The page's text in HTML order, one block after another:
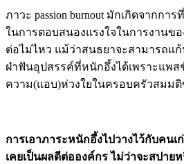
ภาวะ passion burnout มักเกิดจากกา
ในการตอบสนองแรงใจในการงานข
ต่อไม่ไหว แม้ว่าสนธยาจะสามารถแ
ฝ่าฟันอุปสรรค์ที่หนักอึ้งได้เพราะแพ
ความ(แอบ)ห่วงใยในครอบครัวสมมติ
การเอาภาระหนักอึ้งไปวางไว้กับคน
เคยเป็นผลดีต่อองค์กร ไม่ว่าจะสปาย